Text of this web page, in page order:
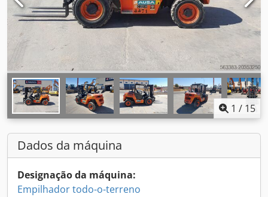
1 / 15
Dados da máquina
Designação da máquina:
Empilhador todo-o-terreno